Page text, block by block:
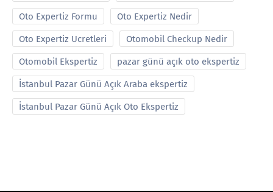
Oto Expertiz Formu Oto Expertiz Nedir
Oto Expertiz Ucretleri Otomobil Checkup Nedir
Otomobil Ekspertiz pazar günü açık oto ekspertiz
İstanbul Pazar Günü Açık Araba ekspertiz
İstanbul Pazar Günü Açık Oto Ekspertiz